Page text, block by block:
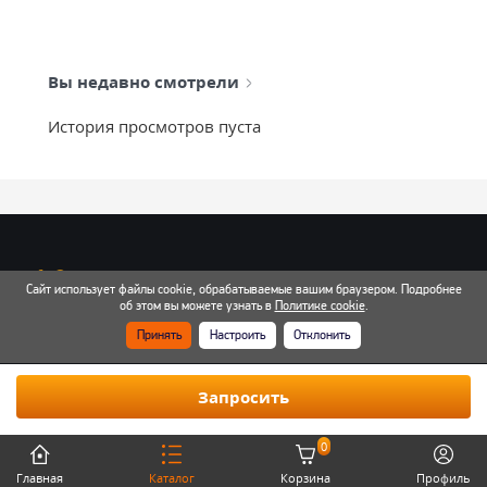
Запросить
Главная Каталог
0
Корзина
Профиль
Вы недавно смотрели
История просмотров пуста
info@mixtcar.ru
Почта для связи
Все контакты
Сайт использует файлы cookie, обрабатываемые вашим браузером. Подробнее
об этом вы можете узнать в Политике cookie.
Принять
Настроить Отклонить